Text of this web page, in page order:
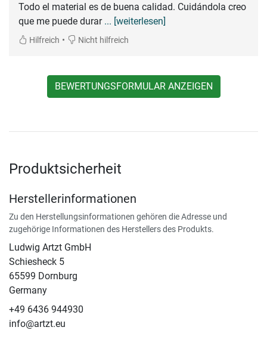
Todo el material es de buena calidad. Cuidándola creo
que me puede durar ... [weiterlesen]
Hilfreich • Nicht hilfreich
BEWERTUNGSFORMULAR ANZEIGEN
Produktsicherheit
Herstellerinformationen
Zu den Herstellungsinformationen gehören die Adresse und
zugehörige Informationen des Herstellers des Produkts.
Ludwig Artzt GmbH
Schiesheck 5
65599 Dornburg
Germany
+49 6436 944930
info@artzt.eu